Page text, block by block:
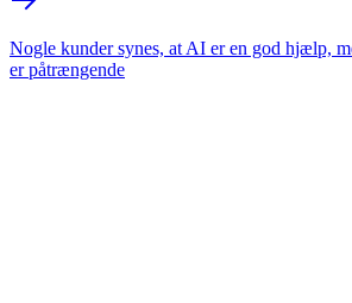
Nogle kunder synes, at AI er en god hjælp,
er påtrængende